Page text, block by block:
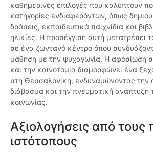
καθημερινές επιλογές που καλύπτουν
κατηγορίες ενδιαφερόντων, όπως
δράσεις, εκπαιδευτικά παιχνίδια και
ηλικίες. Η προσέγγιση αυτή μετατρέπει
σε ένα ζωντανό κέντρο όπου
μάθηση με την ψυχαγωγία. Η αφοσίωση
και την καινοτομία διαμορφώνει ένα
στη Θεσσαλονίκη, ενδυναμώνοντας την
διάβασμα και την πνευματική ανάπτυξη
κοινωνίας.
Αξιολογήσεις από
ιστότοπους